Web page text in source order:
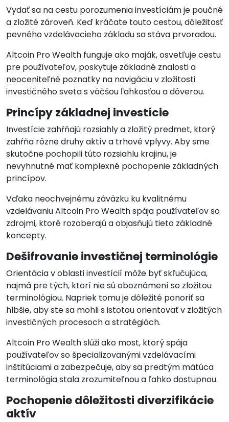
Vydať sa na cestu porozumenia investíciám je poučné
a zložité zároveň. Keď kráčate touto cestou, dôležitosť
pevného vzdelávacieho základu sa stáva prvoradou.
Altcoin Pro Wealth funguje ako maják, osvetľuje cestu
pre používateľov, poskytuje základné znalosti a
neoceniteľné poznatky na navigáciu v zložitosti
investičného sveta s väčšou ľahkosťou a dôverou.
Princípy základnej investície
Investície zahŕňajú rozsiahly a zložitý predmet, ktorý
zahŕňa rôzne druhy aktív a trhové vplyvy. Aby sme
skutočne pochopili túto rozsiahlu krajinu, je
nevyhnutné mať komplexné pochopenie základných
princípov.
Vďaka neochvejnému záväzku ku kvalitnému
vzdelávaniu Altcoin Pro Wealth spája používateľov so
zdrojmi, ktoré rozoberajú a objasňujú tieto základné
koncepty.
Dešifrovanie investičnej terminológie
Orientácia v oblasti investícií môže byť skľučujúca,
najmä pre tých, ktorí nie sú oboznámení so zložitou
terminológiou. Napriek tomu je dôležité ponoriť sa
hlbšie, aby ste sa mohli s istotou orientovať v zložitých
investičných procesoch a stratégiách.
Altcoin Pro Wealth slúži ako most, ktorý spája
používateľov so špecializovanými vzdelávacími
inštitúciami a zabezpečuje, aby sa predtým mätúca
terminológia stala zrozumiteľnou a ľahko dostupnou.
Pochopenie dôležitosti diverzifikácie
aktív